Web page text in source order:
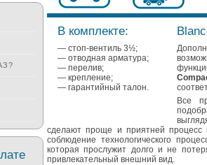
В комплекте:
— стоп-вентиль 3½;
— отводная арматура;
— перелив;
— крепление;
— гарантийный талон.
Все
сделают проще и приятней
соблюдение технологического
которая прослужит долго и не
привлекательный внешний вид.